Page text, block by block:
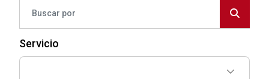
Servicio